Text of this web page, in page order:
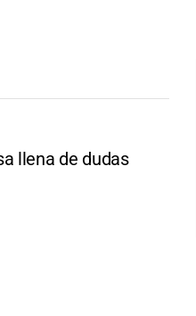
llena de dudas